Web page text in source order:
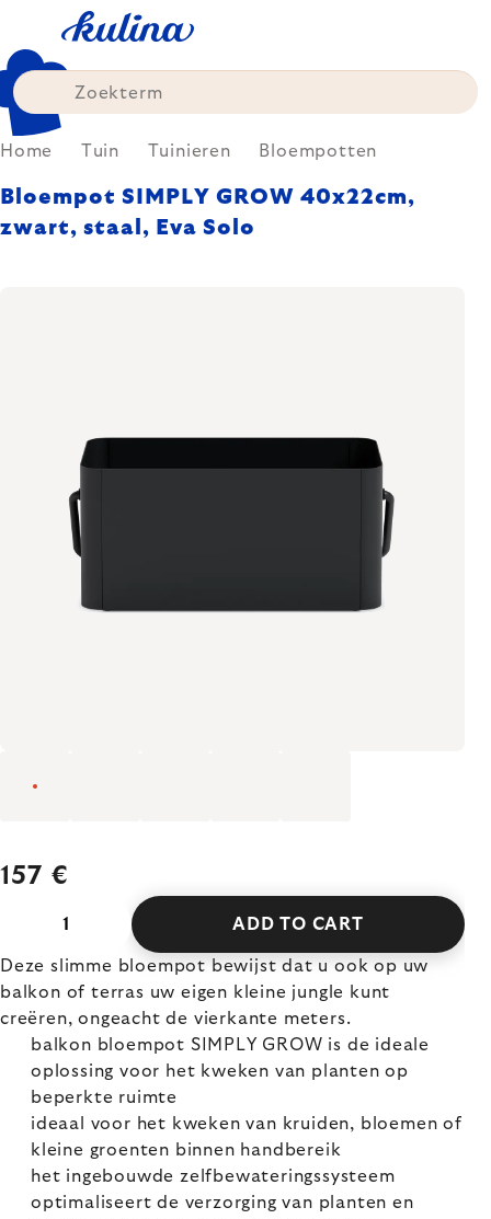
content
Home Tuin Tuinieren Bloempotten
Bloempot SIMPLY GROW 40x22cm,
zwart, staal, Eva Solo
157 €
ADD TO CART
Deze slimme bloempot bewijst dat u ook op uw
balkon of terras uw eigen kleine jungle kunt
creëren, ongeacht de vierkante meters.
balkon bloempot SIMPLY GROW is de ideale
oplossing voor het kweken van planten op
beperkte ruimte
ideaal voor het kweken van kruiden, bloemen of
kleine groenten binnen handbereik
het ingebouwde zelfbewateringssysteem
optimaliseert de verzorging van planten en